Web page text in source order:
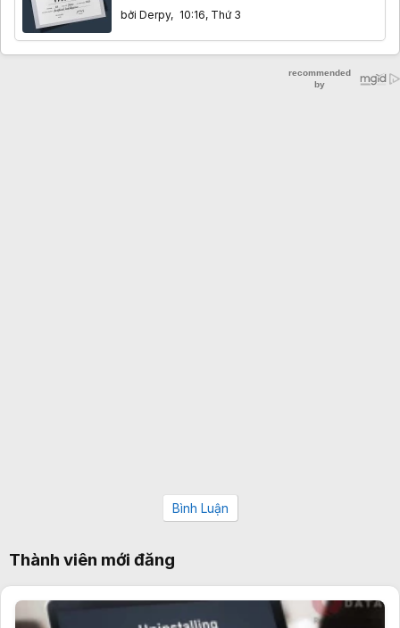
bởi Derpy, 10:16, Thứ 3
Bình Luận
Thành viên mới đăng